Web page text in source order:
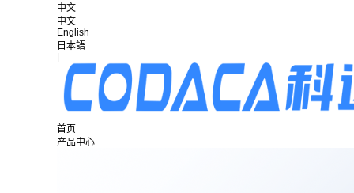
中文
中文
English
日本語
首页
产品中心